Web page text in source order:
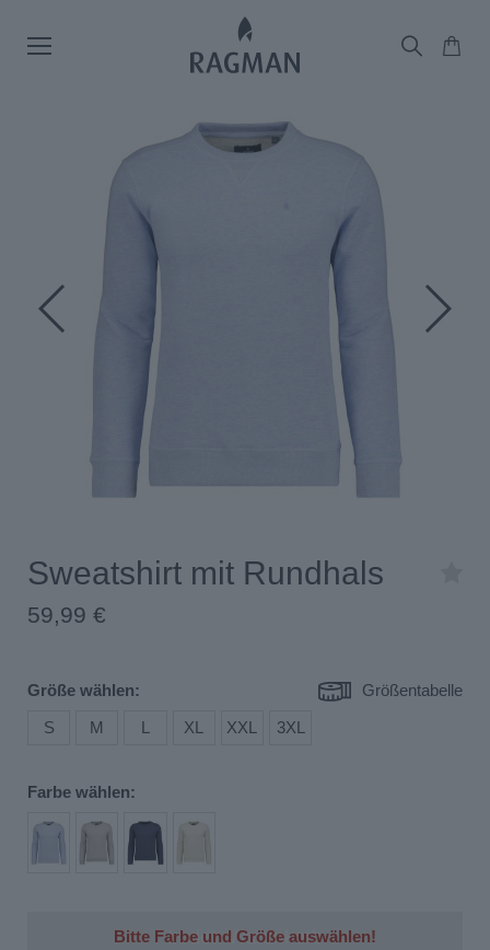
Sweatshirt mit Rundhals
59,99 €
Größe wählen:
Größentabelle
S
M L XL XXL 3XL
Farbe wählen:
In den Warenkorb
Bitte Farbe und Größe auswählen!